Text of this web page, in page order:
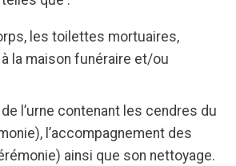
les toilettes mortuaires,
à la maison funéraire et/ou
l’urne contenant les cendres du
l’accompagnement des
ainsi que son nettoyage.